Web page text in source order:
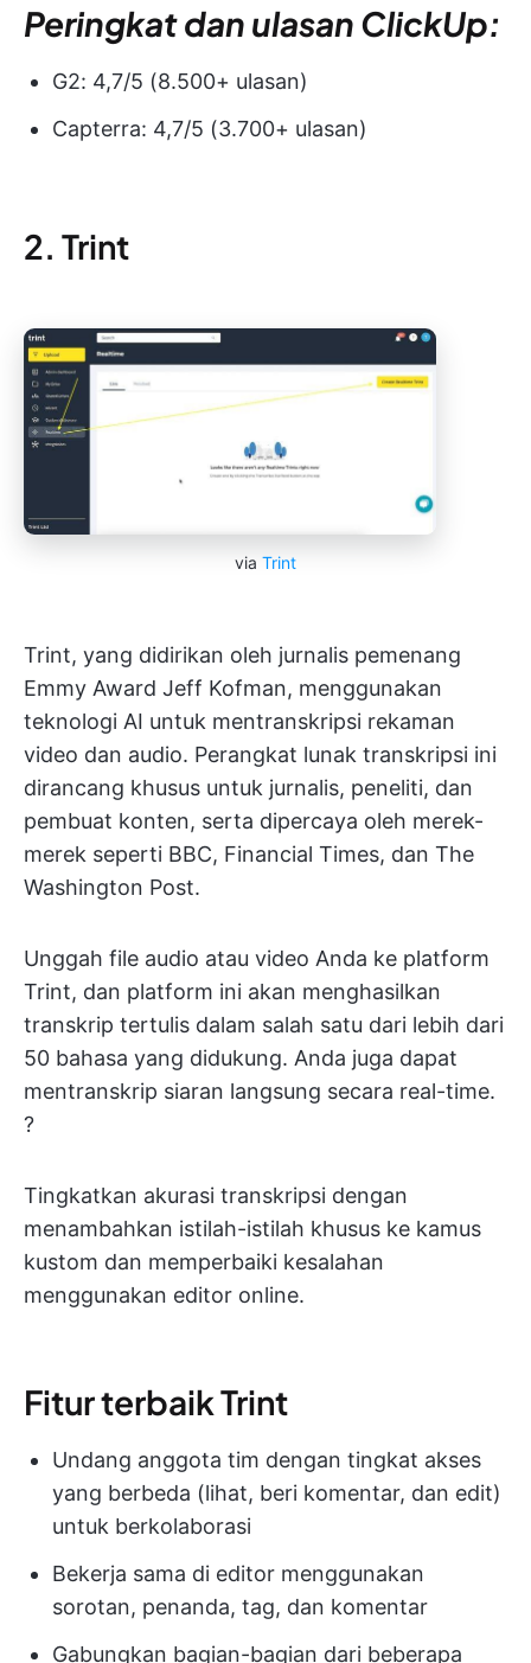
Peringkat dan ulasan ClickUp:
G2: 4,7/5 (8.500+ ulasan)
Capterra: 4,7/5 (3.700+ ulasan)
2. Trint
via Trint
Trint, yang didirikan oleh jurnalis pemenang
Emmy Award Jeff Kofman, menggunakan
teknologi AI untuk mentranskripsi rekaman
video dan audio. Perangkat lunak transkripsi ini
dirancang khusus untuk jurnalis, peneliti, dan
pembuat konten, serta dipercaya oleh merek-
merek seperti BBC, Financial Times, dan The
Washington Post.
Unggah file audio atau video Anda ke platform
Trint, dan platform ini akan menghasilkan
transkrip tertulis dalam salah satu dari lebih dari
50 bahasa yang didukung. Anda juga dapat
mentranskrip siaran langsung secara real-time.
?
Tingkatkan akurasi transkripsi dengan
menambahkan istilah-istilah khusus ke kamus
kustom dan memperbaiki kesalahan
menggunakan editor online.
Fitur terbaik Trint
Undang anggota tim dengan tingkat akses
yang berbeda (lihat, beri komentar, dan edit)
untuk berkolaborasi
Bekerja sama di editor menggunakan
sorotan, penanda, tag, dan komentar
Gabungkan bagian-bagian dari beberapa